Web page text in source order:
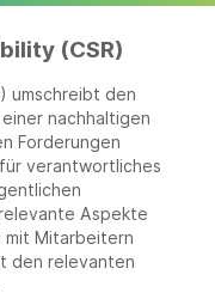
(CSR)
umschreibt den
nachhaltigen
Forderungen
verantwortliches
Aspekte
mit Mitarbeitern
den relevanten